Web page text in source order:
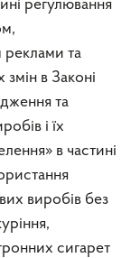
регулювання
та
в Законі
та
і їх
в частині
виробів без
сигарет